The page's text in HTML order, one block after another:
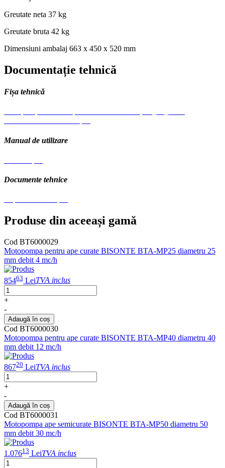
Greutate neta 37 kg
Greutate bruta 42 kg
Dimensiuni ambalaj 663 x 450 x 520 mm
Documentație tehnică
Fișa tehnică
Manual de utilizare
Documente tehnice
Produse din aceeași gamă
Cod BT6000029
Motopompa pentru ape curate BISONTE BTA-MP25 diametru 25
mm debit 4 mc/h
85463 LeiTVA inclus
+
-
Adaugă în coș
Cod BT6000030
Motopompa pentru ape curate BISONTE BTA-MP40 diametru 40
mm debit 12 mc/h
86720 LeiTVA inclus
+
-
Adaugă în coș
Cod BT6000031
Motopompa ape semicurate BISONTE BTA-MP50 diametru 50
mm debit 30 mc/h
1.07613 LeiTVA inclus